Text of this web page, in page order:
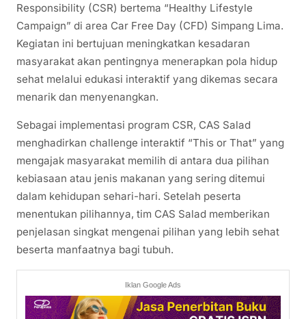
Responsibility (CSR) bertema “Healthy Lifestyle
Campaign” di area Car Free Day (CFD) Simpang Lima.
Kegiatan ini bertujuan meningkatkan kesadaran
masyarakat akan pentingnya menerapkan pola hidup
sehat melalui edukasi interaktif yang dikemas secara
menarik dan menyenangkan.
Sebagai implementasi program CSR, CAS Salad
menghadirkan challenge interaktif “This or That” yang
mengajak masyarakat memilih di antara dua pilihan
kebiasaan atau jenis makanan yang sering ditemui
dalam kehidupan sehari-hari. Setelah peserta
menentukan pilihannya, tim CAS Salad memberikan
penjelasan singkat mengenai pilihan yang lebih sehat
beserta manfaatnya bagi tubuh.
Iklan Google Ads